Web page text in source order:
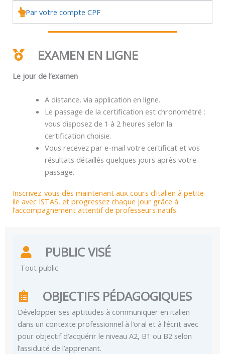
Par votre compte CPF
EXAMEN EN LIGNE
Le jour de l’examen
A distance, via application en ligne.
Le passage de la certification est chronométré :
vous disposez de 1 à 2 heures selon la
certification choisie.
Vous recevez par e-mail votre certificat et vos
résultats détaillés quelques jours après votre
passage.
Inscrivez-vous dès maintenant aux cours d’italien à petite-
ile avec ISTAS, et progressez chaque jour grâce à
l’accompagnement attentif de professeurs natifs.
PUBLIC VISÉ
Tout public
OBJECTIFS PÉDAGOGIQUES
Développer ses aptitudes à communiquer en italien
dans un contexte professionnel à l’oral et à l’écrit avec
pour objectif d’acquérir le niveau A2, B1 ou B2 selon
l’assiduité de l’apprenant.